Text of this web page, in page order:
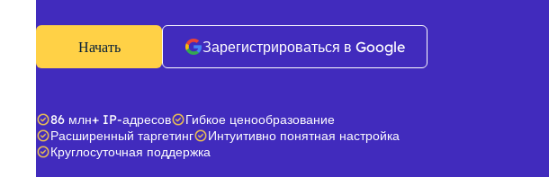
Начать Зарегистрироваться в Google
86 млн+ IP-адресов
Гибкое ценообразование
Расширенный таргетинг
Интуитивно понятная настройка
Круглосуточная поддержка